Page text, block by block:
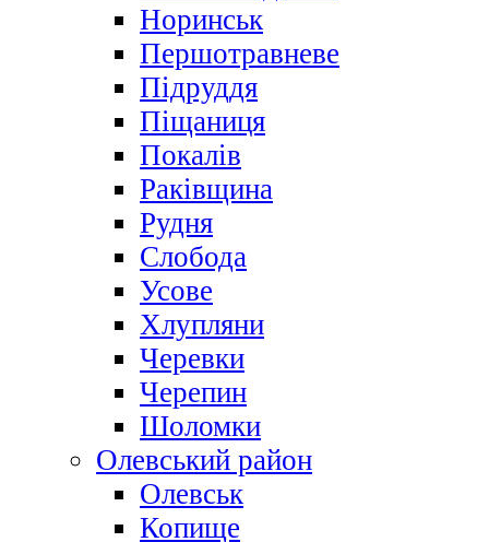
Норинськ
Першотравневе
Підруддя
Піщаниця
Покалів
Раківщина
Рудня
Слобода
Усове
Хлупляни
Черевки
Черепин
Шоломки
Олевський район
Олевськ
Копище